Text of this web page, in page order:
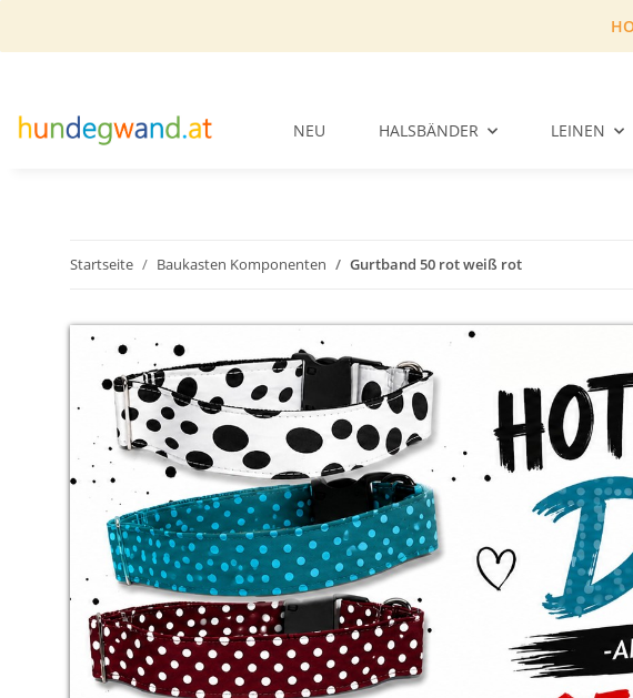
NEU HALSBÄNDER LEINEN
Startseite Baukasten Komponenten Gurtband 50 rot weiß rot